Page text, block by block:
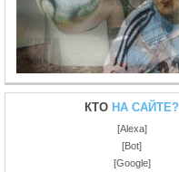
КТО НА САЙТЕ?
[Alexa]
[Bot]
[Google]